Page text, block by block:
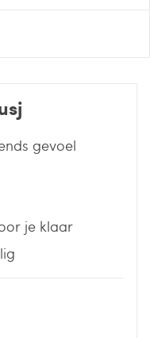
gevoel
je klaar